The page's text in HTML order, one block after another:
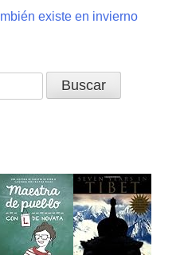
existe en invierno